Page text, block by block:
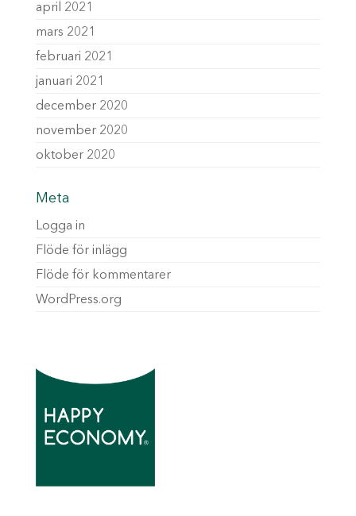
april 2021
mars 2021
februari 2021
januari 2021
december 2020
november 2020
oktober 2020
Meta
Logga in
Flöde för inlägg
Flöde för kommentarer
WordPress.org